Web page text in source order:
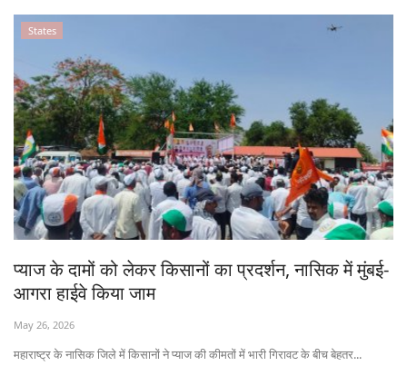
About Us
Leadership Profiles
Opinion
Politics
Magazine
States
Events
Agribusiness
Agritech
States
प्याज के दामों को लेकर किसानों का प्रदर्शन, नासिक में मुंबई-
आगरा हाईवे किया जाम
May 26, 2026
महाराष्ट्र के नासिक जिले में किसानों ने प्याज की कीमतों में भारी गिरावट के बीच बेहतर...